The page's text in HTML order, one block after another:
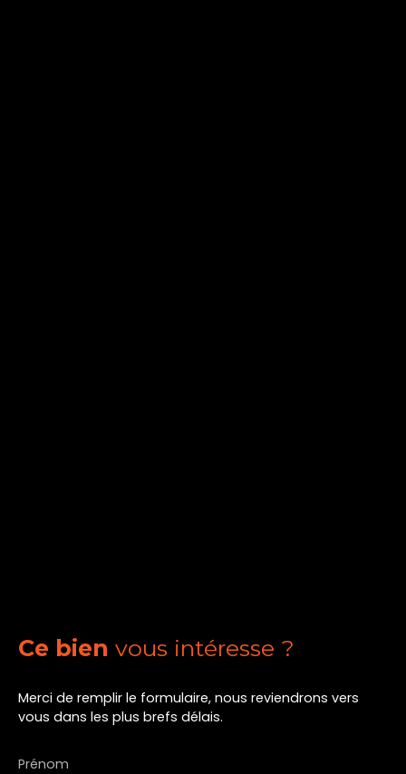
Ce bien vous intéresse ?
Merci de remplir le formulaire, nous reviendrons vers
vous dans les plus brefs délais.
Prénom